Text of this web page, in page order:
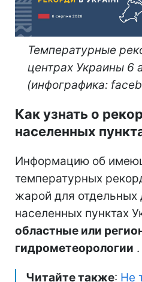
Температурные
центрах Украины 6
(инфографика:
Как узнать о
населенных
Информацию об
температурных
жарой для отдельных
населенных пунктах
областные или
гидрометеорологии .
Читайте также: Не